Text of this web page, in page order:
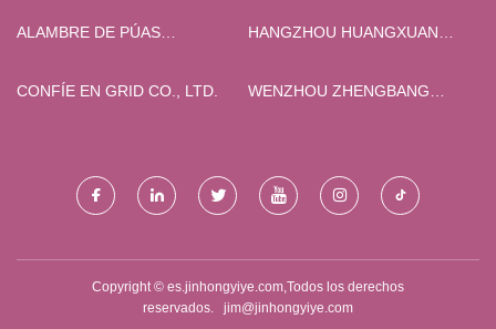
COMPAÑÍA, LIMITADO
ALAMBRE DE PÚAS
HANGZHOU HUANGXUAN
CONFÍE EN GRID CO., LTD.
WENZHOU ZHENGBANG
Copyright © es.jinhongyiye.com,Todos los derechos
reservados. jim@jinhongyiye.com